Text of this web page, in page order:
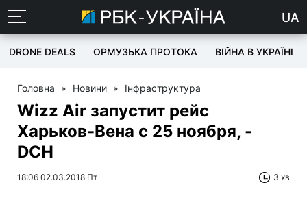
UA
DRONE DEALS ОРМУЗЬКА ПРОТОКА ВІЙНА В УКРАЇНІ
Головна » Новини » Інфраструктура
Wizz Air запустит рейс
Харьков-Вена с 25 ноября, -
DCH
18:06 02.03.2018 Пт 3 хв